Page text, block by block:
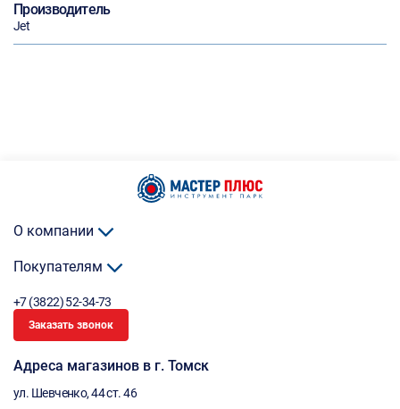
Производитель
Jet
О компании
Покупателям
+7 (3822) 52-34-73
Заказать звонок
Адреса магазинов в г. Томск
ул. Шевченко, 44 ст. 46